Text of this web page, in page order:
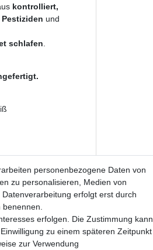
kontrolliert,
und
schlafen
personenbezogene Daten von
zu personalisieren, Medien von
erfolgt erst durch
erfolgen. Die Zustimmung kann
zu einem späteren Zeitpunkt
zur Verwendung